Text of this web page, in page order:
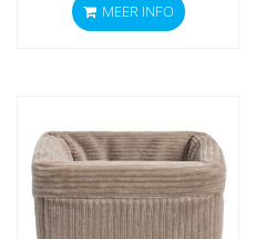
MEER INFO